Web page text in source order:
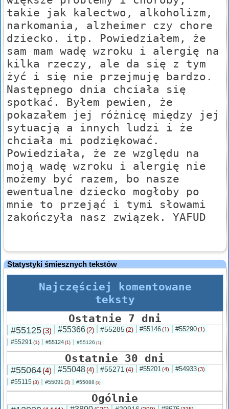
takie jak kalectwo, alkoholizm,
narkomania, alzheimer czy chore
dziecko. itp. Powiedziałem, że
sam mam wadę wzroku i alergię na
kilka rzeczy, ale da się z tym
żyć i się nie przejmuję bardzo.
Następnego dnia chciała się
spotkać. Byłem pewien, że
pokazałem jej różnicę między jej
sytuacją a innych ludzi i że
chciała mi podziękować.
Powiedziała, że ze względu na
moją wadę wzroku i alergię nie
możemy być razem, bo nasze
ewentualne dziecko mogłoby po
mnie to przejąć i tymi słowami
zakończyła nasz związek. YAFUD
Statystyki śmiesznych tekstów
Najczęściej komentowane
teksty
Ostatnie 7 dni
#55125(3) #55366(2) #55285(2) #55146(1) #55290(1)
#55291 (1) #55124 (1) #55126 (1)
Ostatnie 30 dni
#55064(4) #55048(4) #55271 (4) #55201(4) #54933(3)
#55115 (3) #55091 (3) #55088 (3)
Ogólnie